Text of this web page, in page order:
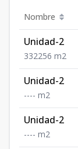
Nombre
Unidad-2
332256 m2
Unidad-2
---- m2
Unidad-2
---- m2